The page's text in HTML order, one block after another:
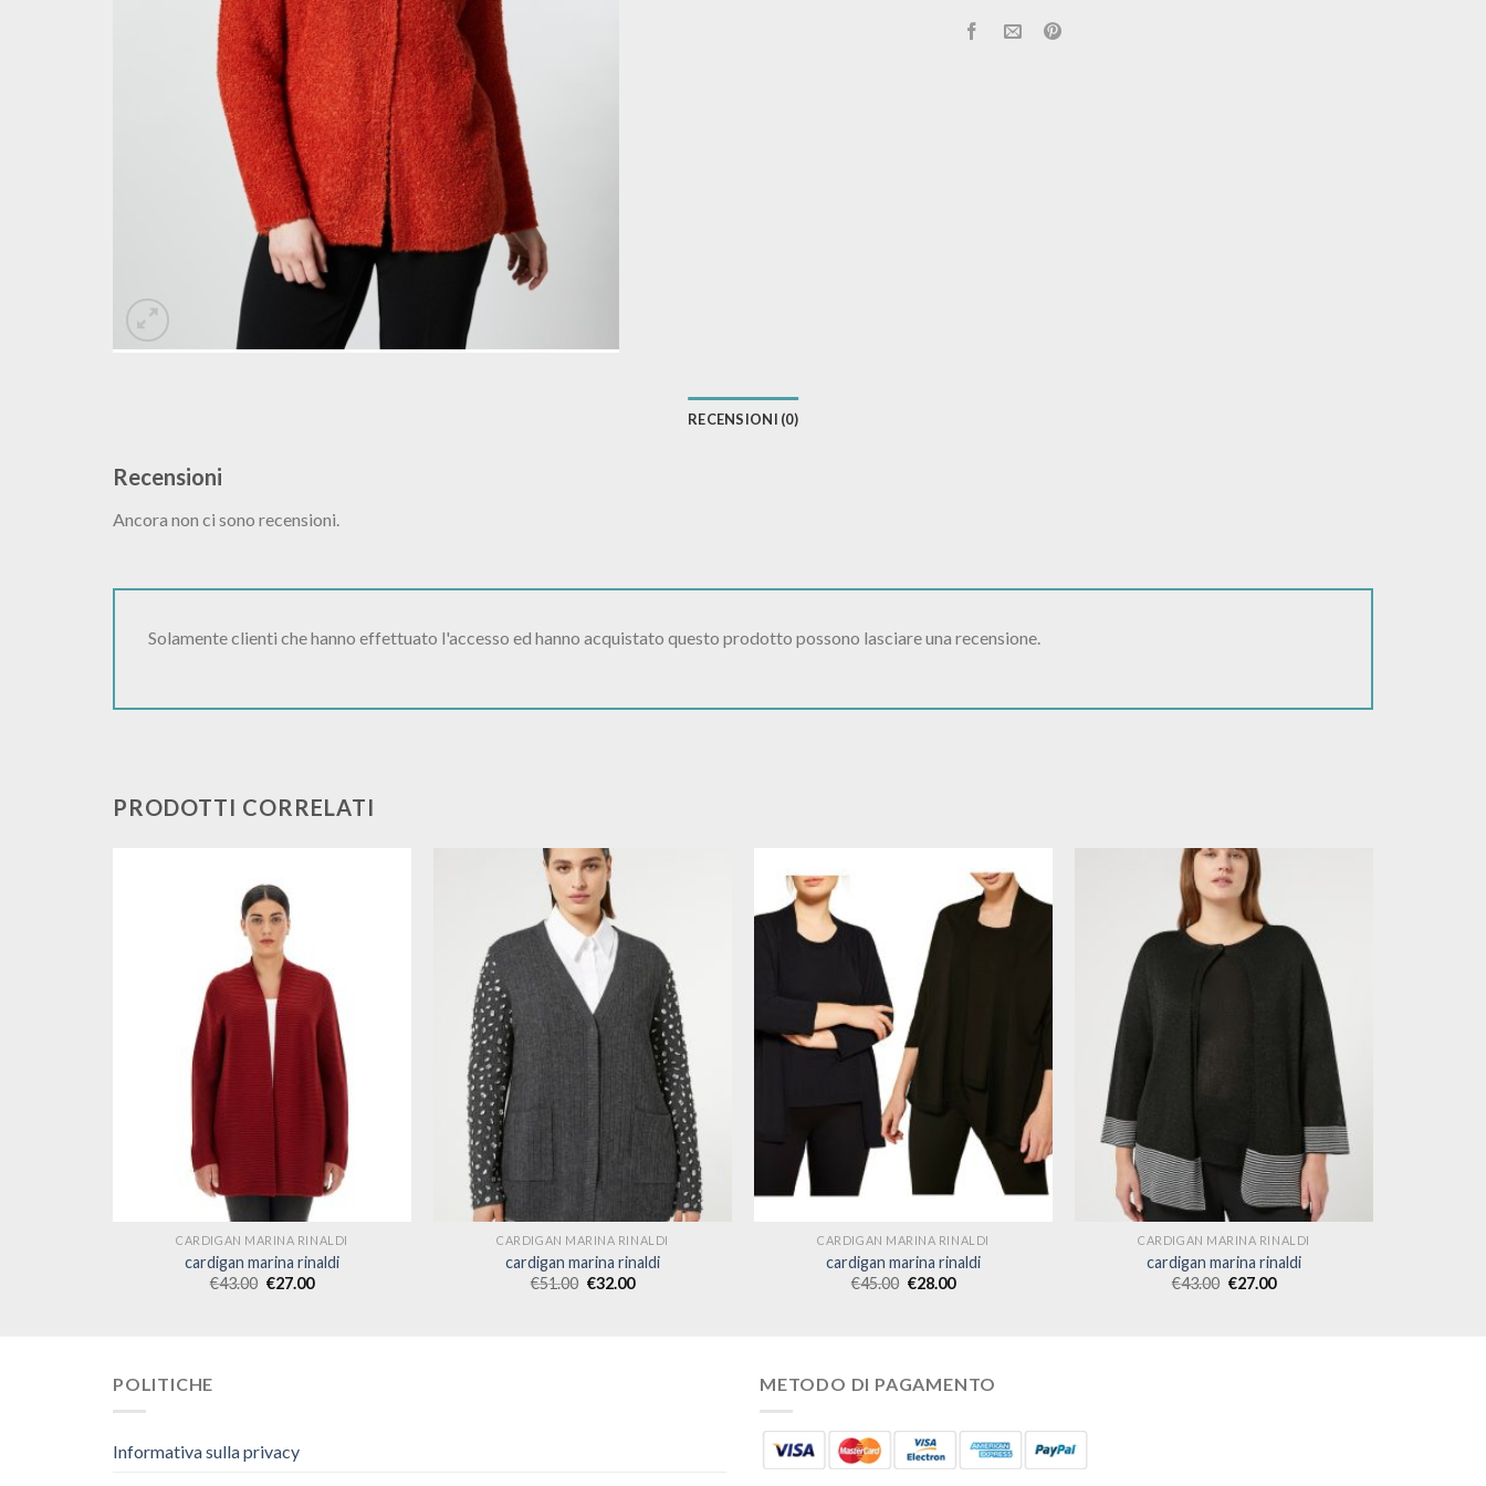
RECENSIONI (0)
Recensioni
Ancora non ci sono recensioni.
Solamente clienti che hanno effettuato l'accesso ed hanno acquistato questo prodotto possono lasciare una recensione.
PRODOTTI CORRELATI
CARDIGAN MARINA RINALDI
cardigan marina rinaldi
€43.00 €27.00
CARDIGAN MARINA RINALDI
cardigan marina rinaldi
€51.00 €32.00
CARDIGAN MARINA RINALDI
cardigan marina rinaldi
€45.00 €28.00
CARDIGAN MARINA RINALDI
cardigan marina rinaldi
€43.00 €27.00
POLITICHE
Informativa sulla privacy
METODO DI PAGAMENTO